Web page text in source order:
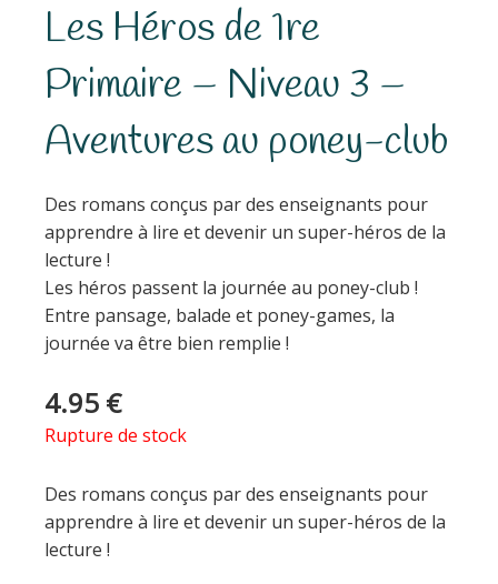
Les Héros de 1re
Primaire – Niveau 3 –
Aventures au poney-club
Des romans conçus par des enseignants pour
apprendre à lire et devenir un super-héros de la
lecture !
Les héros passent la journée au poney-club !
Entre pansage, balade et poney-games, la
journée va être bien remplie !
4.95 €
Rupture de stock
Des romans conçus par des enseignants pour
apprendre à lire et devenir un super-héros de la
lecture !